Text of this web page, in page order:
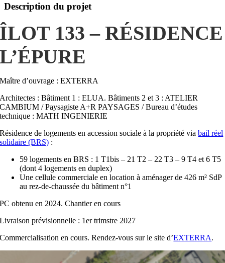
Description du projet
ÎLOT 133 – RÉSIDENCE
L’ÉPURE
Maître d’ouvrage : EXTERRA
Architectes : Bâtiment 1 : ELUA. Bâtiments 2 et 3 : ATELIER
CAMBIUM / Paysagiste A+R PAYSAGES / Bureau d’études
technique : MATH INGENIERIE
Résidence de logements en accession sociale à la propriété viabail réel
solidaire (BRS) :
59 logements en BRS : 1 T1bis – 21 T2 – 22 T3 – 9 T4 et 6 T5
(dont 4 logements en duplex)
Une cellule commerciale en location à aménager de 426 m² SdP
au rez-de-chaussée du bâtiment n°1
PC obtenu en 2024. Chantier en cours
Livraison prévisionnelle : 1er trimstre 2027
Commercialisation en cours. Rendez-vous sur le site d’EXTERRA.